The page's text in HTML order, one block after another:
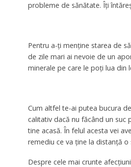
probleme de sănătate. Îţi
Pentru a-ți menține starea de
de zile mari ai nevoie de un
minerale pe care le poți lua din
Cum altfel te-ai putea bucura
calitativ dacă nu făcând un suc
tine acasă. În felul acesta vei
remediu ce va ține la distanță o
Despre cele mai crunte